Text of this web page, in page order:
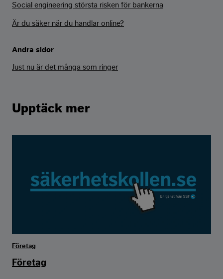
Social engineering största risken för bankerna
Är du säker när du handlar online?
Andra sidor
Just nu är det många som ringer
Upptäck mer
Företag
Företag